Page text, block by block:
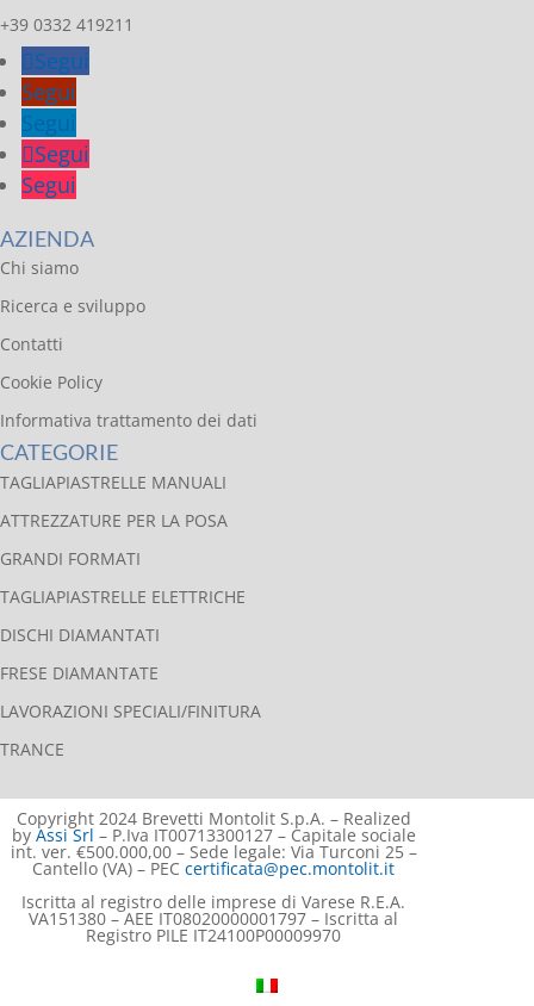
+39 0332 419211
Segui
Segui
Segui
Segui
Segui
AZIENDA
Chi siamo
Ricerca e sviluppo
Contatti
Cookie Policy
Informativa trattamento dei dati
CATEGORIE
TAGLIAPIASTRELLE MANUALI
ATTREZZATURE PER LA POSA
GRANDI FORMATI
TAGLIAPIASTRELLE ELETTRICHE
DISCHI DIAMANTATI
FRESE DIAMANTATE
LAVORAZIONI SPECIALI/FINITURA
TRANCE
Copyright 2024 Brevetti Montolit S.p.A. – Realized
by Assi Srl – P.Iva IT00713300127 – Capitale sociale
int. ver. €500.000,00 – Sede legale: Via Turconi 25 –
Cantello (VA) – PECcertificata@pec.montolit.it
Iscritta al registro delle imprese di Varese R.E.A.
VA151380 – AEE IT08020000001797 – Iscritta al
Registro PILE IT24100P00009970